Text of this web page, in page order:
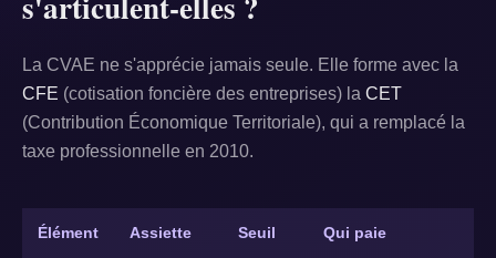
La CVAE ne s'apprécie jamais seule. Elle forme avec la
CFE (cotisation foncière des entreprises) la CET
(Contribution Économique Territoriale), qui a remplacé la
taxe professionnelle en 2010.
Élément Assiette Seuil Qui paie